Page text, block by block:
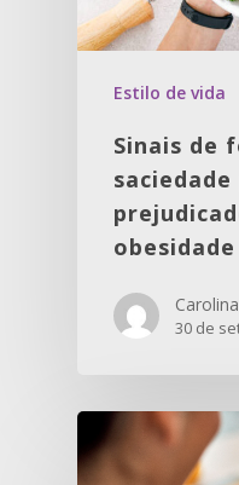
Estilo de vida
Sinais de
obesidade
30 de